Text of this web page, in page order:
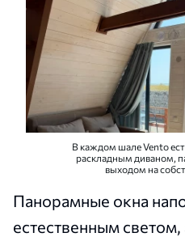
В каждом шале Vento
раскладным диваном,
выходом на
Панорамные окна
естественным светом,